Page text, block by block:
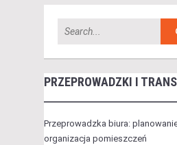
PRZEPROWADZKI I
Przeprowadzka biura:
organizacja pomieszczeń